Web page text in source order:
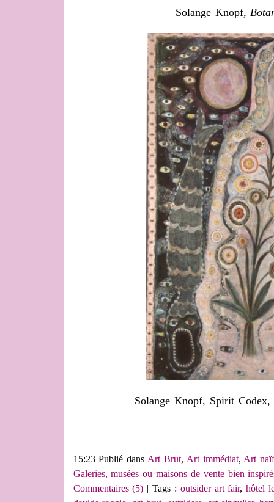
Solange Knopf,
Solange Knopf, Spirit
15:23 Publié dansArt Brut, Art immédiat,Art
Galeries, musées ou maisons de vente bien
Commentaires (5) | Tags : outsider art fair,hôtel